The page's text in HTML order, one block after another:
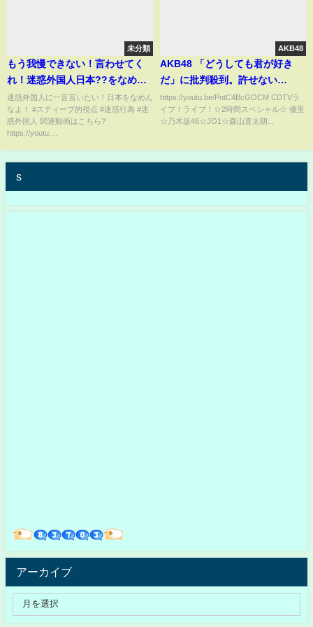
未分類
もう我慢できない！言わせてく
れ！迷惑外国人日本??をなめん
なよ！STOP Messing Around
With Japan!
迷惑外国人に一言言いたい！日本をなめん
なよ！ #スティーブ的視点 #迷惑行為 #迷
惑外国人 関連動画はこちら?
https://youtu....
AKB48
AKB48 「どうしても君が好き
だ」に批判殺到。許せない
(CDTVライブ!ライブ! 本田仁美
センター 61st シングル)
https://youtu.be/PntC4BcGOCM CDTVラ
イブ！ライブ！☆2時間スペシャル☆ 優里
☆乃木坂46☆JO1☆森山直太朗...
s
アーカイブ